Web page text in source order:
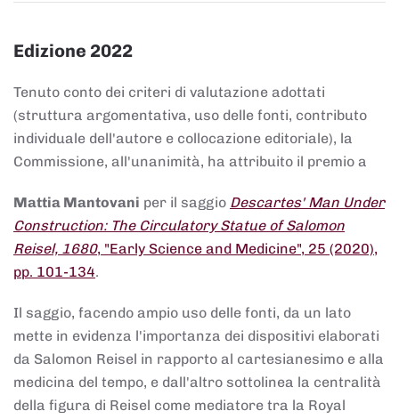
Edizione 2022
Tenuto conto dei criteri di valutazione adottati
(struttura argomentativa, uso delle fonti, contributo
individuale dell'autore e collocazione editoriale), la
Commissione, all'unanimità, ha attribuito il premio a
Mattia Mantovani per il saggio Descartes' Man Under
Construction: The Circulatory Statue of Salomon
Reisel, 1680, "Early Science and Medicine", 25 (2020),
pp. 101-134.
Il saggio, facendo ampio uso delle fonti, da un lato
mette in evidenza l'importanza dei dispositivi elaborati
da Salomon Reisel in rapporto al cartesianesimo e alla
medicina del tempo, e dall'altro sottolinea la centralità
della figura di Reisel come mediatore tra la Royal